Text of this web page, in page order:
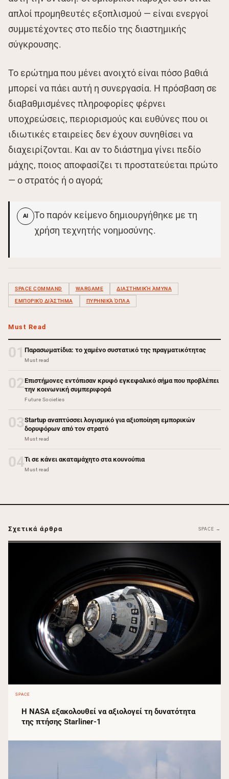
απλοί προμηθευτές εξοπλισμού — είναι ενεργοί
συμμετέχοντες στο πεδίο της διαστημικής
σύγκρουσης.
Το ερώτημα που μένει ανοιχτό είναι πόσο βαθιά
μπορεί να πάει αυτή η συνεργασία. Η πρόσβαση σε
διαβαθμισμένες πληροφορίες φέρνει
υποχρεώσεις, περιορισμούς και ευθύνες που οι
ιδιωτικές εταιρείες δεν έχουν συνηθίσει να
διαχειρίζονται. Και αν το διάστημα γίνει πεδίο
μάχης, ποιος αποφασίζει τι προστατεύεται πρώτο
— ο στρατός ή ο αγορά;
AI
Το παρόν κείμενο δημιουργήθηκε με τη
χρήση τεχνητής νοημοσύνης.
SPACE COMMAND WARGAME ΔΙΑΣΤΗΜΙΚΉ ΆΜΥΝΑ
ΕΜΠΟΡΙΚΌ ΔΙΆΣΤΗΜΑ ΠΥΡΗΝΙΚΆ ΌΠΛΑ
Must Read
01 Παρασωματίδια: το χαμένο συστατικό της πραγματικότητας
Must read
02Επιστήμονες εντόπισαν κρυφό εγκεφαλικό σήμα που προβλέπει
την κοινωνική συμπεριφορά
Future Societies
03Startup αναπτύσσει λογισμικό για αξιοποίηση εμπορικών
δορυφόρων από τον στρατό
Must read
04Τι σε κάνει ακαταμάχητο στα κουνούπια
Must read
Σχετικά άρθρα SPACE →
SPACE
Η NASA εξακολουθεί να αξιολογεί τη δυνατότητα
της πτήσης Starliner-1